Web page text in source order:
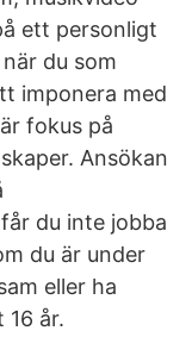
ett personligt
du som
imponera med
fokus på
Ansökan
du inte jobba
du är under
eller ha
16 år.